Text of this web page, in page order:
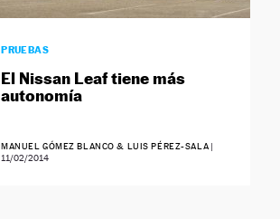
PRUEBAS
El Nissan Leaf tiene más
autonomía
MANUEL GÓMEZ BLANCO & LUIS PÉREZ-SALA |
11/02/2014